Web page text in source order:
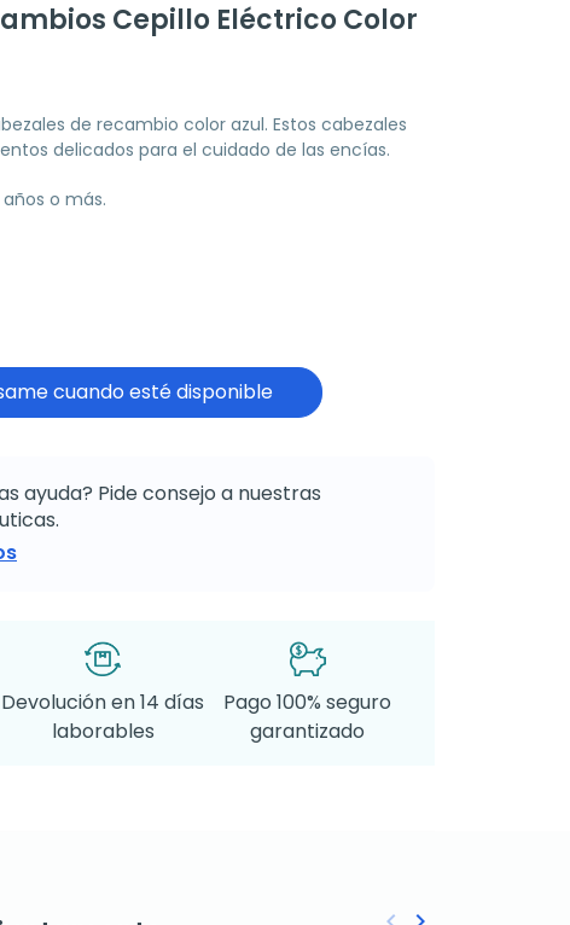
Cepillo Eléctrico Color
de recambio color azul. Estos cabezales
delicados para el cuidado de las encías.
o más.
cuando esté disponible
ayuda? Pide consejo a nuestras
Devolución en 14 días
laborables
Pago 100% seguro
garantizado